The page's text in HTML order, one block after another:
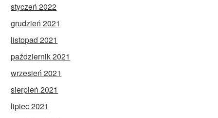
styczeń 2022
grudzień 2021
listopad 2021
październik 2021
wrzesień 2021
sierpień 2021
lipiec 2021